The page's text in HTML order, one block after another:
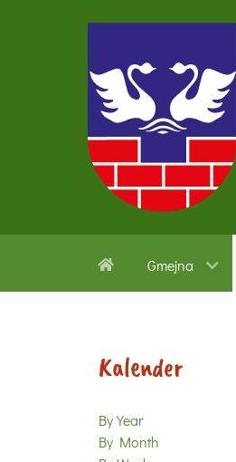
Gmejna
Kalender
By Year
By Month